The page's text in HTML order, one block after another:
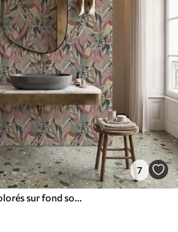
7
Feuilles aux motifs colorés sur fond sombre